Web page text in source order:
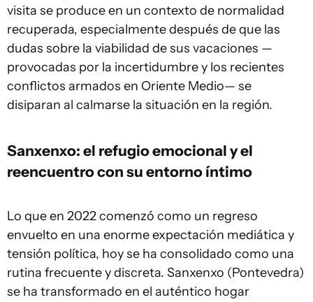
visita se produce en un contexto de normalidad
recuperada, especialmente después de que las
dudas sobre la viabilidad de sus vacaciones —
provocadas por la incertidumbre y los recientes
conflictos armados en Oriente Medio— se
disiparan al calmarse la situación en la región.
Sanxenxo: el refugio emocional y el
reencuentro con su entorno íntimo
Lo que en 2022 comenzó como un regreso
envuelto en una enorme expectación mediática y
tensión política, hoy se ha consolidado como una
rutina frecuente y discreta. Sanxenxo (Pontevedra)
se ha transformado en el auténtico hogar